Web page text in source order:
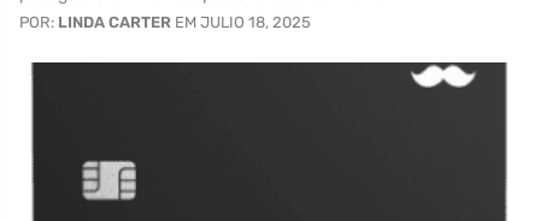
POR: LINDA CARTER EM JULIO 18, 2025